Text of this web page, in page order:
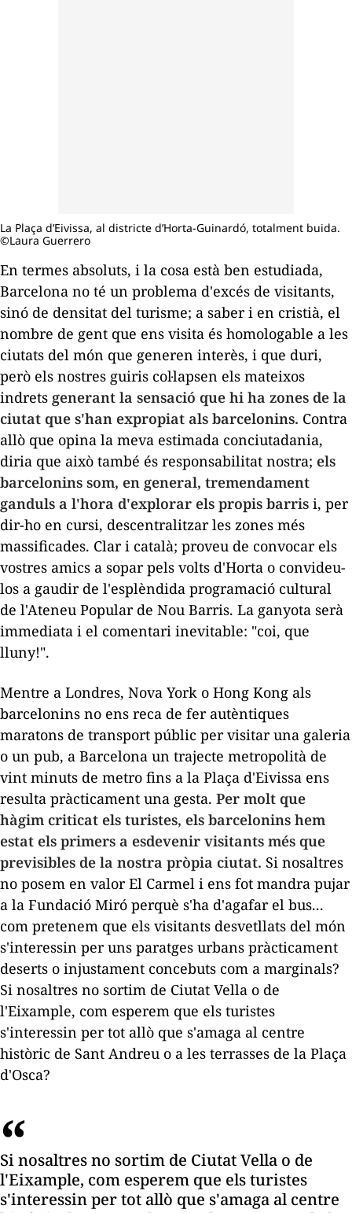
La Plaça d’Eivissa, al districte d’Horta-Guinardó, totalment buida.
©Laura Guerrero
En termes absoluts, i la cosa està ben estudiada,
Barcelona no té un problema d'excés de visitants,
sinó de densitat del turisme; a saber i en cristià, el
nombre de gent que ens visita és homologable a les
ciutats del món que generen interès, i que duri,
però els nostres guiris col·lapsen els mateixos
indrets generant la sensació que hi ha zones de la
ciutat que s'han expropiat als barcelonins. Contra
allò que opina la meva estimada conciutadania,
diria que això també és responsabilitat nostra; els
barcelonins som, en general, tremendament
ganduls a l'hora d'explorar els propis barris i, per
dir-ho en cursi, descentralitzar les zones més
massificades. Clar i català; proveu de convocar els
vostres amics a sopar pels volts d'Horta o convideu-
los a gaudir de l'esplèndida programació cultural
de l'Ateneu Popular de Nou Barris. La ganyota serà
immediata i el comentari inevitable: "coi, que
lluny!".
Mentre a Londres, Nova York o Hong Kong als
barcelonins no ens reca de fer autèntiques
maratons de transport públic per visitar una galeria
o un pub, a Barcelona un trajecte metropolità de
vint minuts de metro fins a la Plaça d'Eivissa ens
resulta pràcticament una gesta. Per molt que
hàgim criticat els turistes, els barcelonins hem
estat els primers a esdevenir visitants més que
previsibles de la nostra pròpia ciutat. Si nosaltres
no posem en valor El Carmel i ens fot mandra pujar
a la Fundació Miró perquè s'ha d'agafar el bus...
com pretenem que els visitants desvetllats del món
s'interessin per uns paratges urbans pràcticament
deserts o injustament concebuts com a marginals?
Si nosaltres no sortim de Ciutat Vella o de
l'Eixample, com esperem que els turistes
s'interessin per tot allò que s'amaga al centre
històric de Sant Andreu o a les terrasses de la Plaça
d'Osca?
Si nosaltres no sortim de Ciutat Vella o de
l'Eixample, com esperem que els turistes
s'interessin per tot allò que s'amaga al centre